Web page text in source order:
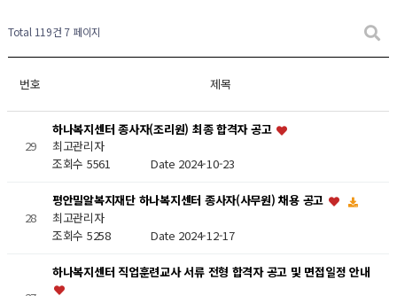
Total 119건 7 페이지
번호 제목
29
하나복지센터 종사자(조리원) 최종 합격자 공고
최고관리자
조회수 5561 Date 2024-10-23
28
평안밀알복지재단 하나복지센터 종사자(사무원) 채용 공고
최고관리자
조회수 5258 Date 2024-12-17
하나복지센터 직업훈련교사 서류 전형 합격자 공고 및 면접일정 안내